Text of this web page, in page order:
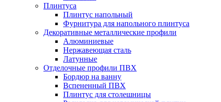
Плинтуса
Плинтус напольный
Фурнитура для напольного плинтуса
Декоративные металлические профили
Алюминиевые
Нержавеющая сталь
Латунные
Отделочные профили ПВХ
Бордюр на ванну
Вспененный ПВХ
Плинтус для столешницы